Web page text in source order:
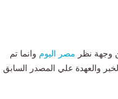
وجهة نظر مصر اليوم وانما تم
والعهدة علي المصدر السابق